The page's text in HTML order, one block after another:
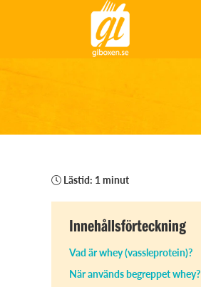
Lästid: 1 minut
Innehållsförteckning
Vad är whey (vassleprotein)?
När används begreppet whey?